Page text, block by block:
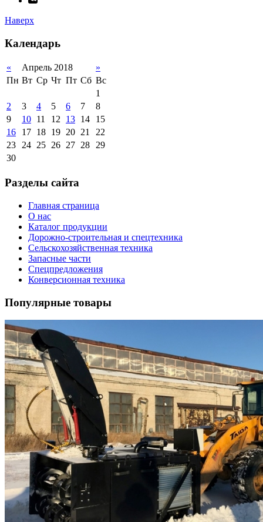
Наверх
Календарь
« Апрель 2018
»
Пн Вт Ср Чт Пт Сб Вс
1
2
3 4 5 6 7
8
9
10 11 12 13 14
15
16
17 18 19 20 21
22
23 24 25 26 27 28 29
30
Разделы сайта
Главная страница
О нас
Каталог продукции
Дорожно-строительная и спецтехника
Сельскохозяйственная техника
Запасные части
Спецпредложения
Конверсионная техника
Популярные товары